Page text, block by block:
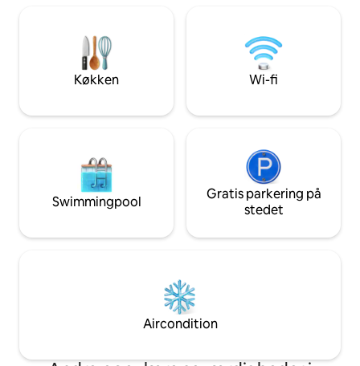
desinficere alle kritiske områder, især
desinficeres boligen ved hjælp af
ozongeneratorer. Lejligheden er
nyindrettet med en meget speciel
arkitekturen og designet. Det er en 2-
århundrede lige uden for det historiske
bycentrum: På første sal er der
soveværelserne (en suite og et andet
soveværelse), badeværelset og et
et elegant opholdsområde med en
soveværelse med balkon og pejs. Det
andet soveværelse har et stort
klædeskab med spejle, en fin sofa og to
enkeltsenge, der kan placeres efter ens
marmortrappe har vi adgang til det helt
D'Epoca:
privatliv, CCTV i
og lagner
Rummet er unikt
vinduer. Ejerne
give maksimal
kommer på
en historisk
maksimal
til dem, der rejser
og privatliv). Alle rum i lejligheden er
togstationen er
Køkken Wi-fi
Swimmingpool
Gratis parkering på
stedet
Aircondition